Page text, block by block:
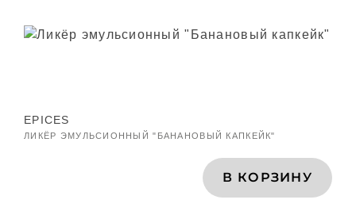
EPICES
ЛИКЁР ЭМУЛЬСИОННЫЙ "БАНАНОВЫЙ КАПКЕЙК"
В КОРЗИНУ